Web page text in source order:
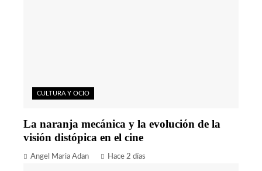
CULTURA Y OCIO
La naranja mecánica y la evolución de la
visión distópica en el cine
Angel Maria Adan Hace 2 días